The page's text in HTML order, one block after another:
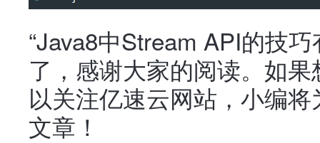
“Java8中Stream API的技
了，感谢大家的阅读。如
以关注亿速云网站，小编
文章！